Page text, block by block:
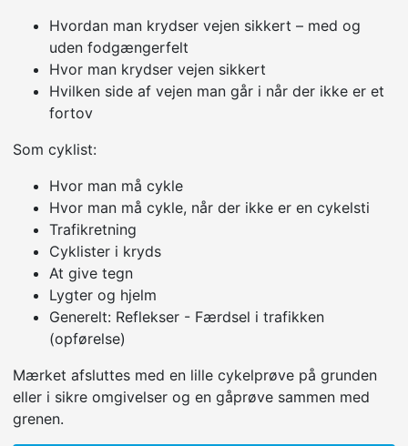
Hvordan man krydser vejen sikkert – med og
uden fodgængerfelt
Hvor man krydser vejen sikkert
Hvilken side af vejen man går i når der ikke er et
fortov
Som cyklist:
Hvor man må cykle
Hvor man må cykle, når der ikke er en cykelsti
Trafikretning
Cyklister i kryds
At give tegn
Lygter og hjelm
Generelt: Reflekser - Færdsel i trafikken
(opførelse)
Mærket afsluttes med en lille cykelprøve på grunden
eller i sikre omgivelser og en gåprøve sammen med
grenen.